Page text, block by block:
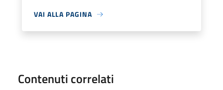
VAI ALLA PAGINA
Contenuti correlati